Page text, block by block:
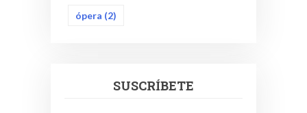
ópera (2)
SUSCRÍBETE